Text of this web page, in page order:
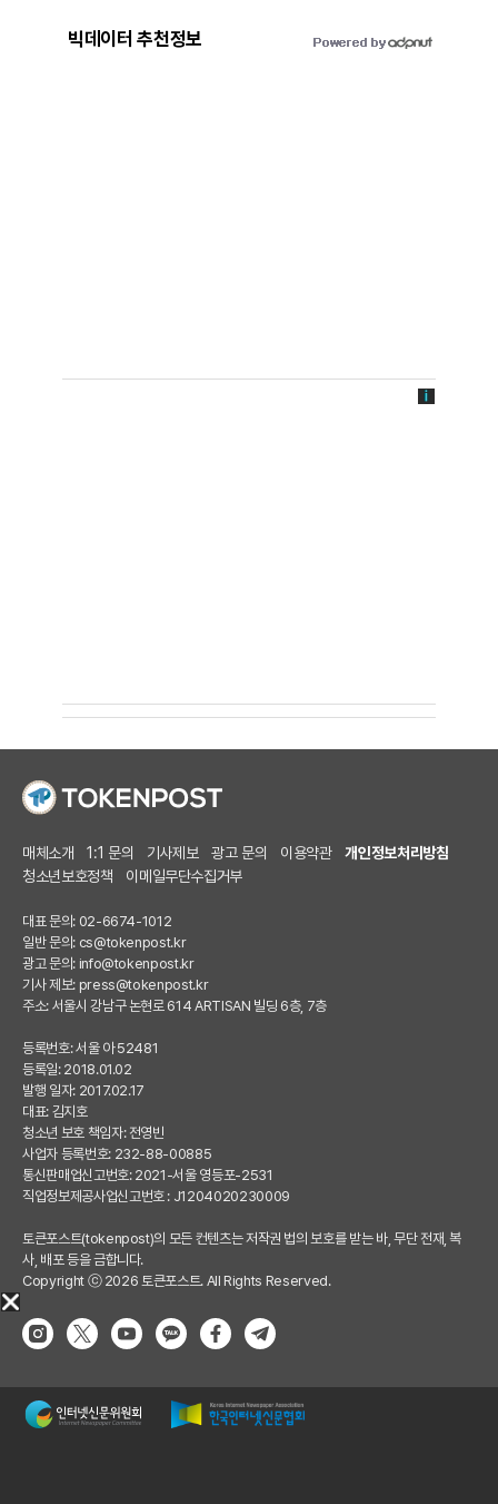
빅데이터 추천정보
매체소개 1:1 문의 기사제보 광고 문의 이용약관
개인정보처리방침
청소년보호정책
이메일무단수집거부
대표 문의: 02-6674-1012
일반 문의: cs@tokenpost.kr
광고 문의: info@tokenpost.kr
기사 제보: press@tokenpost.kr
주소: 서울시 강남구 논현로 614 ARTISAN 빌딩 6층, 7층
등록번호: 서울 아 52481
등록일: 2018.01.02
발행 일자: 2017.02.17
대표: 김지호
청소년 보호 책임자: 전영빈
사업자 등록번호: 232-88-00885
통신판매업신고번호: 2021-서울 영등포-2531
직업정보제공사업신고번호 : J1204020230009
토큰포스트(tokenpost)의 모든 컨텐츠는 저작권 법의 보호를 받는 바, 무단 전재, 복
사, 배포 등을 금합니다.
Copyright ⓒ 2026 토큰포스트. All Rights Reserved.